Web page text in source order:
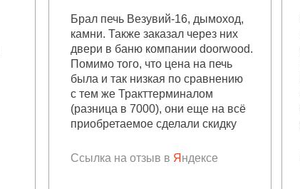
Ссылка на отзыв в Я ндексе
Брал печь Везувий-16, дымоход,
камни. Также заказал через них
двери в баню компании doorwood.
Помимо того, что цена на печь
была и так низкая по сравнению
с тем же Тракттерминалом
(разница в 7000), они еще на всё
приобретаемое сделали скидку